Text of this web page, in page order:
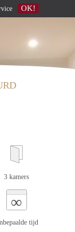
3 kamers
∞
tijd
OK!